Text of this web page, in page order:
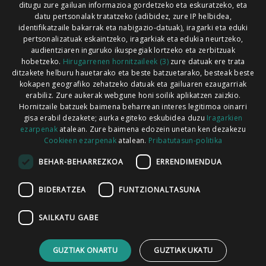
Xorroxin irratia | Lesaka | T. 948638288
Codesyntaxek garatua
HARREMANETARAKO
ditugu zure gailuan informazioa gordetzeko eta eskuratzeko, eta
datu pertsonalak tratatzeko (adibidez, zure IP helbidea,
identifikatzaile bakarrak eta nabigazio-datuak), iragarki eta eduki
pertsonalizatuak eskaintzeko, iragarkiak eta edukia neurtzeko,
audientziaren inguruko ikuspegiak lortzeko eta zerbitzuak
hobetzeko. Hirugarrenen hornitzaileek (3)zure datuak ere trata
ditzakete helburu hauetarako eta beste batzuetarako, besteak beste
kokapen geografiko zehatzeko datuak eta gailuaren ezaugarriak
erabiliz. Zure aukerak webgune honi soilik aplikatzen zaizkio.
Hornitzaile batzuek baimena beharrean interes legitimoa oinarri
gisa erabil dezakete; aurka egiteko eskubidea duzu Iragarkien
ezarpenakatalean. Zure baimena edozein unetan ken dezakezu
Cookieen ezarpenak atalean. Pribatutasun-politika
BEHAR-BEHARREZKOA ERRENDIMENDUA
BIDERATZEA FUNTZIONALTASUNA
SAILKATU GABE
GUZTIAK ONARTU GUZTIAK UKATU